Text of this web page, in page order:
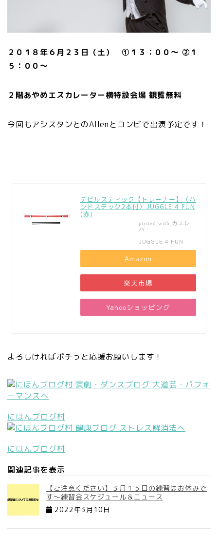
２０１８年６月２３日（土） ①１３：００～ ②１
５：００～
２階あやめエスカレーター横特設会場 観覧無料
今回もアシスタンとのAllenとコンビで出演予定です！
デビルスティック【トレーナー】（ハ
ンドステック2本付）JUGGLE 4 FUN
(赤)
posted with カエレ
バ
JUGGLE 4 FUN
Amazon
楽天市場
Yahooショッピング
よろしければポチっと応援お願いします！
にほんブログ村
にほんブログ村
関連記事を表示
【ご注意ください】３月１５日の練習はお休みで
す～練習会スケジュール＆ニュース
2022年3月10日